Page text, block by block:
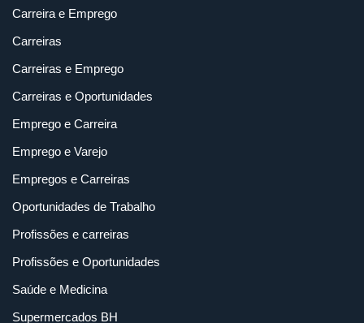
Carreira e Emprego
Carreiras
Carreiras e Emprego
Carreiras e Oportunidades
Emprego e Carreira
Emprego e Varejo
Empregos e Carreiras
Oportunidades de Trabalho
Profissões e carreiras
Profissões e Oportunidades
Saúde e Medicina
Supermercados BH